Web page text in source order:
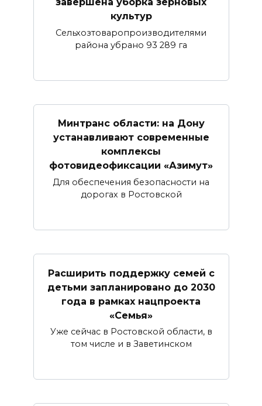
культур
Сельхозтоваропроизводителями
района убрано 93 289 га
Минтранс области: на Дону
устанавливают современные
комплексы
фотовидеофиксации «Азимут»
Для обеспечения безопасности на
дорогах в Ростовской
Расширить поддержку семей с
детьми запланировано до 2030
года в рамках нацпроекта
«Семья»
Уже сейчас в Ростовской области, в
том числе и в Заветинском